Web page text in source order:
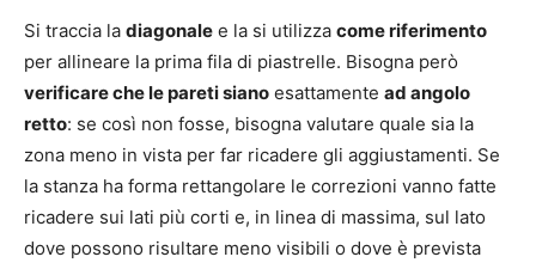
Si traccia la diagonale e la si utilizza come riferimento
per allineare la prima fila di piastrelle. Bisogna però
verificare che le pareti siano esattamente ad angolo
retto: se così non fosse, bisogna valutare quale sia la
zona meno in vista per far ricadere gli aggiustamenti. Se
la stanza ha forma rettangolare le correzioni vanno fatte
ricadere sui lati più corti e, in linea di massima, sul lato
dove possono risultare meno visibili o dove è prevista